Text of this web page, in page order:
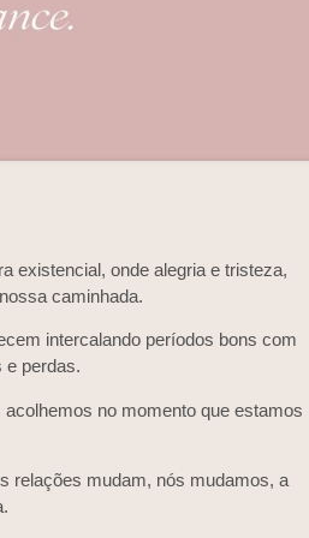
existencial, onde alegria e tristeza,
caminhada.
intercalando períodos bons com
e perdas.
no momento que estamos
relações mudam, nós mudamos, a